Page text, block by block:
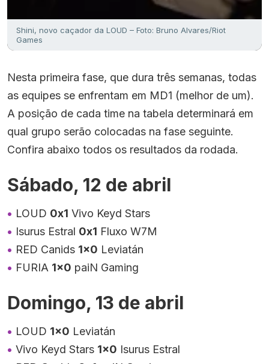
Shini, novo caçador da LOUD – Foto: Bruno Alvares/Riot
Games
Nesta primeira fase, que dura três semanas, todas
as equipes se enfrentam em MD1 (melhor de um).
A posição de cada time na tabela determinará em
qual grupo serão colocadas na fase seguinte.
Confira abaixo todos os resultados da rodada.
Sábado, 12 de abril
LOUD 0x1 Vivo Keyd Stars
Isurus Estral 0x1 Fluxo W7M
RED Canids 1×0 Leviatán
FURIA 1×0 paiN Gaming
Domingo, 13 de abril
LOUD 1×0 Leviatán
Vivo Keyd Stars 1×0 Isurus Estral